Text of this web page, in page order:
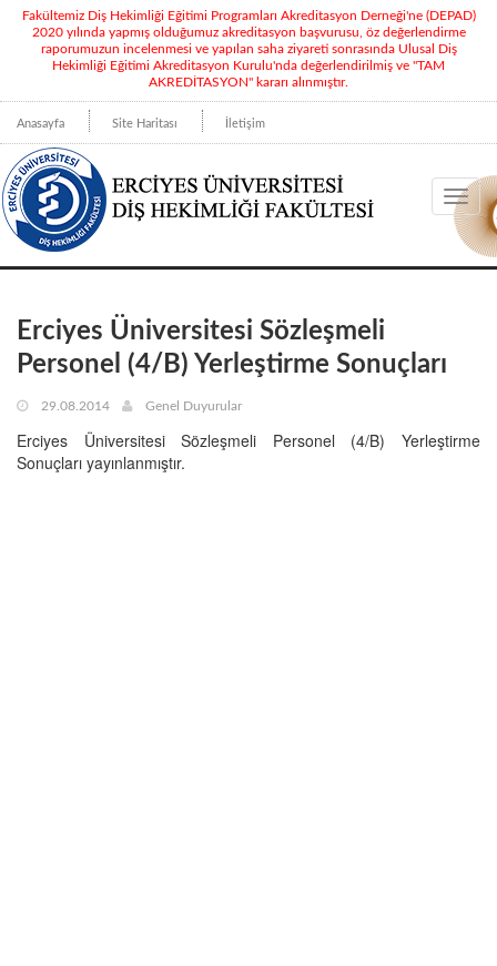
Fakültemiz Diş Hekimliği Eğitimi Programları Akreditasyon Derneği'ne (DEPAD)
2020 yılında yapmış olduğumuz akreditasyon başvurusu, öz değerlendirme
raporumuzun incelenmesi ve yapılan saha ziyareti sonrasında Ulusal Diş
Hekimliği Eğitimi Akreditasyon Kurulu'nda değerlendirilmiş ve "TAM
AKREDİTASYON" kararı alınmıştır.
Anasayfa Site Haritası İletişim
Erciyes Üniversitesi Sözleşmeli
Personel (4/B) Yerleştirme Sonuçları
29.08.2014 Genel Duyurular
Erciyes Üniversitesi Sözleşmeli Personel (4/B) Yerleştirme
Sonuçları yayınlanmıştır.